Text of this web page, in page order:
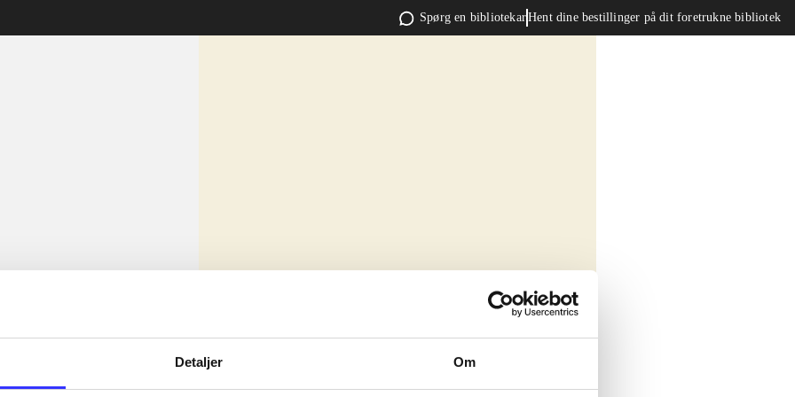
Detaljer Om
Spørg en bibliotekarHent dine bestillinger på dit foretrukne bibliotek
sit amet ...
sit amet ...